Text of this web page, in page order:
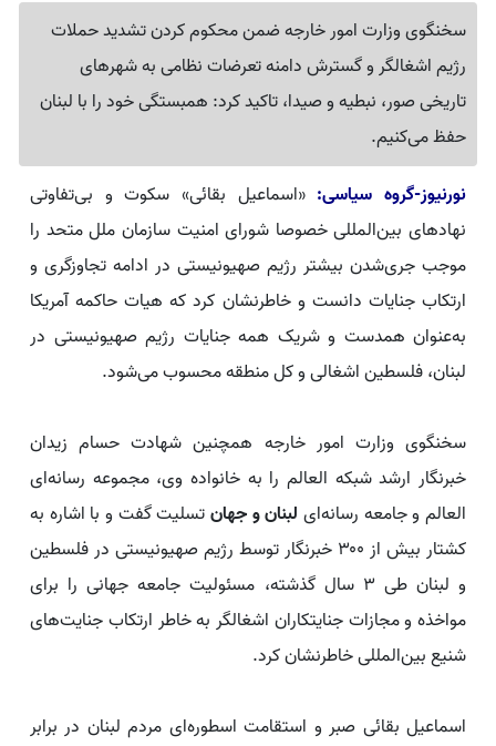
سخنگوی وزارت امور خارجه ضمن محکوم کردن تشدید حملات
رژیم اشغالگر و گسترش دامنه تعرضات نظامی به شهرهای
تاریخی صور، نبطیه و صیدا، تاکید کرد: همبستگی خود را با لبنان
حفظ می‌کنیم.
نورنیوز-گروه سیاسی: «اسماعیل بقائی» سکوت و بی‌تفاوتی
نهادهای بین‌المللی خصوصا شورای امنیت سازمان ملل متحد را
موجب جری‌شدن بیشتر رژیم صهیونیستی در ادامه تجاوزگری و
ارتکاب جنایات دانست و خاطرنشان کرد که هیات حاکمه آمریکا
به‌عنوان همدست و شریک همه جنایات رژیم صهیونیستی در
لبنان، فلسطین اشغالی و کل منطقه محسوب می‌شود.
سخنگوی وزارت امور خارجه همچنین شهادت حسام زیدان
خبرنگار ارشد شبکه العالم را به خانواده وی، مجموعه رسانه‌ای
العالم و جامعه رسانه‌ایلبنان و جهانتسلیت گفت و با اشاره به
کشتار بیش از ۳۰۰ خبرنگار توسط رژیم صهیونیستی در فلسطین
و لبنان طی ۳ سال گذشته، مسئولیت جامعه جهانی را برای
مواخذه و مجازات جنایتکاران اشغالگر به خاطر ارتکاب جنایت‌های
شنیع بین‌المللی خاطرنشان کرد.
اسماعیل بقائی صبر و استقامت اسطوره‌ای مردم لبنان در برابر